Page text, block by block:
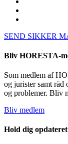
SEND SIKKER
Bliv HORESTA-
Som medlem af
og jurister samt råd
og problemer. Bliv
Bliv medlem
Hold dig opdateret